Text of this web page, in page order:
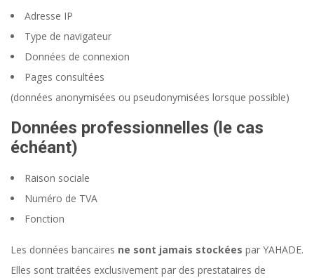
Adresse IP
Type de navigateur
Données de connexion
Pages consultées
(données anonymisées ou pseudonymisées lorsque possible)
Données professionnelles (le cas
échéant)
Raison sociale
Numéro de TVA
Fonction
Les données bancaires ne sont jamais stockées par YAHADE.
Elles sont traitées exclusivement par des prestataires de